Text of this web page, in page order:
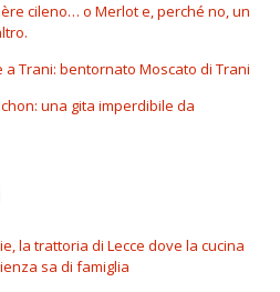
cileno… o Merlot e, perché no, un
a Trani: bentornato Moscato di Trani
una gita imperdibile da
la trattoria di Lecce dove la cucina
sa di famiglia